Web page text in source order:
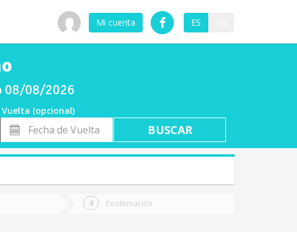
Mi cuenta ES
08/08/2026
Vuelta (opcional)
Fecha
de
Vuelta
Confirmación